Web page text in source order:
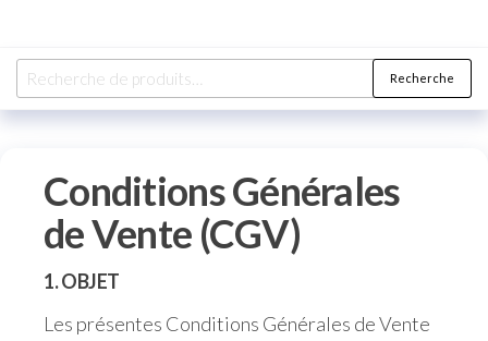
Recherche
Conditions Générales
de Vente (CGV)
1. OBJET
Les présentes Conditions Générales de Vente